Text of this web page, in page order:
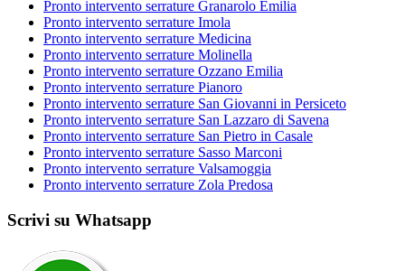
Pronto intervento serrature Granarolo Emilia
Pronto intervento serrature Imola
Pronto intervento serrature Medicina
Pronto intervento serrature Molinella
Pronto intervento serrature Ozzano Emilia
Pronto intervento serrature Pianoro
Pronto intervento serrature San Giovanni in Persiceto
Pronto intervento serrature San Lazzaro di Savena
Pronto intervento serrature San Pietro in Casale
Pronto intervento serrature Sasso Marconi
Pronto intervento serrature Valsamoggia
Pronto intervento serrature Zola Predosa
Scrivi su Whatsapp